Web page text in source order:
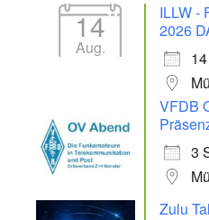
14
Aug.
ILLW -
2026
VFDB
3
Zulu